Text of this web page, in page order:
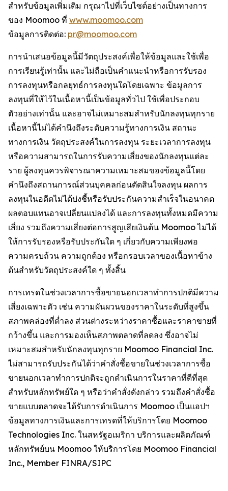
สำหรับข้อมูลเพิ่มเติม กรุณาไปที่เว็บไซต์อย่างเป็นทางการ
ของ Moomoo ที่ www.moomoo.com
ข้อมูลการติดต่อ: pr@moomoo.com
การนำเสนอข้อมูลนี้มีวัตถุประสงค์เพื่อให้ข้อมูลและใช้เพื่อ
การเรียนรู้เท่านั้น และไม่ถือเป็นคำแนะนำหรือการรับรอง
การลงทุนหรือกลยุทธ์การลงทุนใดโดยเฉพาะ ข้อมูลการ
ลงทุนที่ให้ไว้ในเนื้อหานี้เป็นข้อมูลทั่วไป ใช้เพื่อประกอบ
ตัวอย่างเท่านั้น และอาจไม่เหมาะสมสำหรับนักลงทุนทุกราย
เนื้อหานี้ไม่ได้คำนึงถึงระดับความรู้ทางการเงิน สถานะ
ทางการเงิน วัตถุประสงค์ในการลงทุน ระยะเวลาการลงทุน
หรือความสามารถในการรับความเสี่ยงของนักลงทุนแต่ละ
ราย ผู้ลงทุนควรพิจารณาความเหมาะสมของข้อมูลนี้โดย
คำนึงถึงสถานการณ์ส่วนบุคคลก่อนตัดสินใจลงทุน ผลการ
ลงทุนในอดีตไม่ได้บ่งชี้หรือรับประกันความสำเร็จในอนาคต
ผลตอบแทนอาจเปลี่ยนแปลงได้ และการลงทุนทั้งหมดมีความ
เสี่ยง รวมถึงความเสี่ยงต่อการสูญเสียเงินต้น Moomoo ไม่ได้
ให้การรับรองหรือรับประกันใด ๆ เกี่ยวกับความเพียงพอ
ความครบถ้วน ความถูกต้อง หรือกรอบเวลาของเนื้อหาข้าง
ต้นสำหรับวัตถุประสงค์ใด ๆ ทั้งสิ้น
การเทรดในช่วงเวลาการซื้อขายนอกเวลาทำการปกติมีความ
เสี่ยงเฉพาะตัว เช่น ความผันผวนของราคาในระดับที่สูงขึ้น
สภาพคล่องที่ต่ำลง ส่วนต่างระหว่างราคาซื้อและราคาขายที่
กว้างขึ้น และการมองเห็นสภาพตลาดที่ลดลง ซึ่งอาจไม่
เหมาะสมสำหรับนักลงทุนทุกราย Moomoo Financial Inc.
ไม่สามารถรับประกันได้ว่าคำสั่งซื้อขายในช่วงเวลาการซื้อ
ขายนอกเวลาทำการปกติจะถูกดำเนินการในราคาที่ดีที่สุด
สำหรับหลักทรัพย์ใด ๆ หรือว่าคำสั่งดังกล่าว รวมถึงคำสั่งซื้อ
ขายแบบตลาดจะได้รับการดำเนินการ Moomoo เป็นแอปฯ
ข้อมูลทางการเงินและการเทรดที่ให้บริการโดย Moomoo
Technologies Inc. ในสหรัฐอเมริกา บริการและผลิตภัณฑ์
หลักทรัพย์บน Moomoo ให้บริการโดย Moomoo Financial
Inc., Member FINRA/SIPC